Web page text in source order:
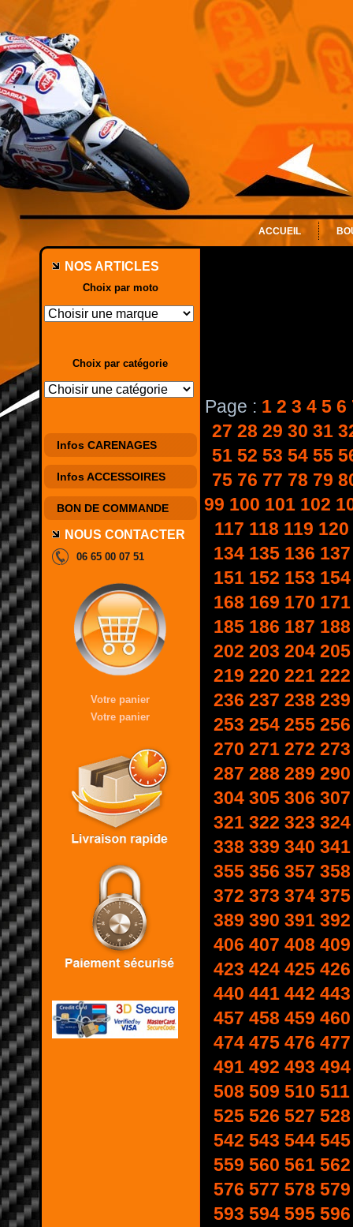
ACCUEIL
NOS ARTICLES
Choix par moto
Choix par catégorie
Infos CARENAGES
Infos ACCESSOIRES
BON DE COMMANDE
NOUS CONTACTER
06 65 00 07 51
Votre panier
Votre panier
Page : 1 2 3 4 5 6
27 28 29 30 31
51 52 53 54 55
75 76 77 78 79
99 100 101 102
117 118 119 120
134 135 136 137
151 152 153 154
168 169 170 171
185 186 187 188
202 203 204 205
219 220 221 222
236 237 238 239
253 254 255 256
270 271 272 273
287 288 289 290
304 305 306 307
321 322 323 324
338 339 340 341
355 356 357 358
372 373 374 375
389 390 391 392
406 407 408 409
423 424 425 426
440 441 442 443
457 458 459 460
474 475 476 477
491 492 493 494
508 509 510 511
525 526 527 528
542 543 544 545
559 560 561 562
576 577 578 579
593 594 595 596